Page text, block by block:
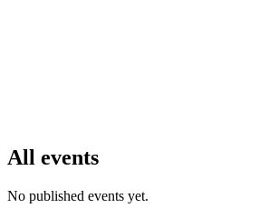
All events
No published events yet.